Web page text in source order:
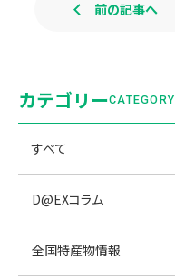
前の記事へ
カテゴリーCATEGORY
すべて
D@EXコラム
全国特産物情報